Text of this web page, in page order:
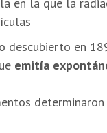
descubierto en
emitía